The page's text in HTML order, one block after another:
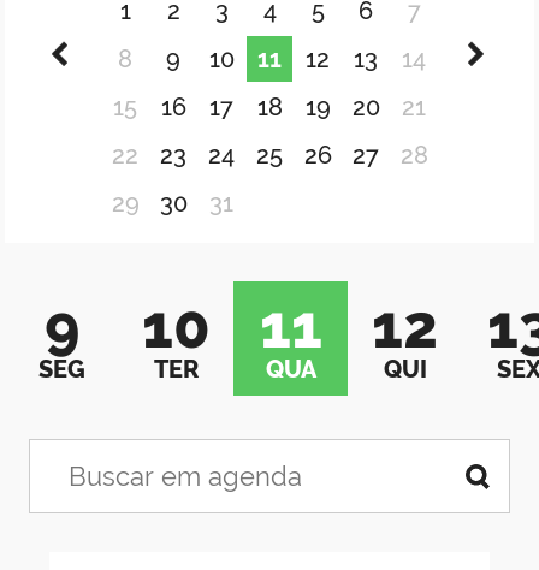
1 2 3 4 5 6
7
8
9 10 11 12 13
14
15
16 17 18 19 20
21
22
23 24 25 26 27
28
29
30 31
9
SEG
10
TER
11
QUA
12
QUI